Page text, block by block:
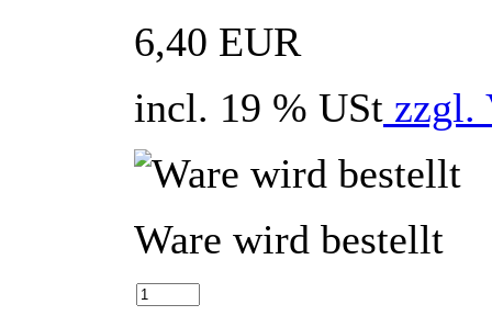
6,40 EUR
incl. 19 % USt zzgl.
Ware wird bestellt